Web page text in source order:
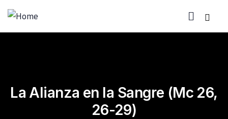
La Alianza en la Sangre (Mc 26,
26-29)